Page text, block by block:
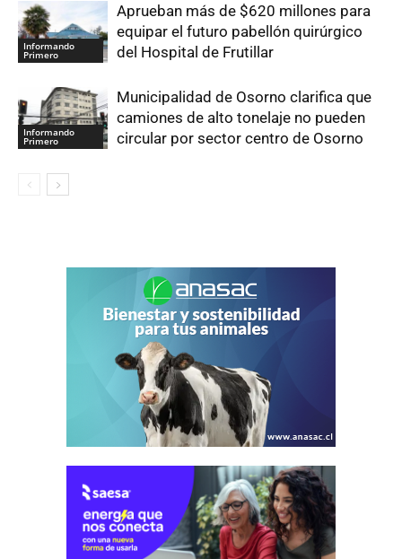
Informando
Primero
Aprueban más de $620 millones para
equipar el futuro pabellón quirúrgico
del Hospital de Frutillar
Informando
Primero
Municipalidad de Osorno clarifica que
camiones de alto tonelaje no pueden
circular por sector centro de Osorno